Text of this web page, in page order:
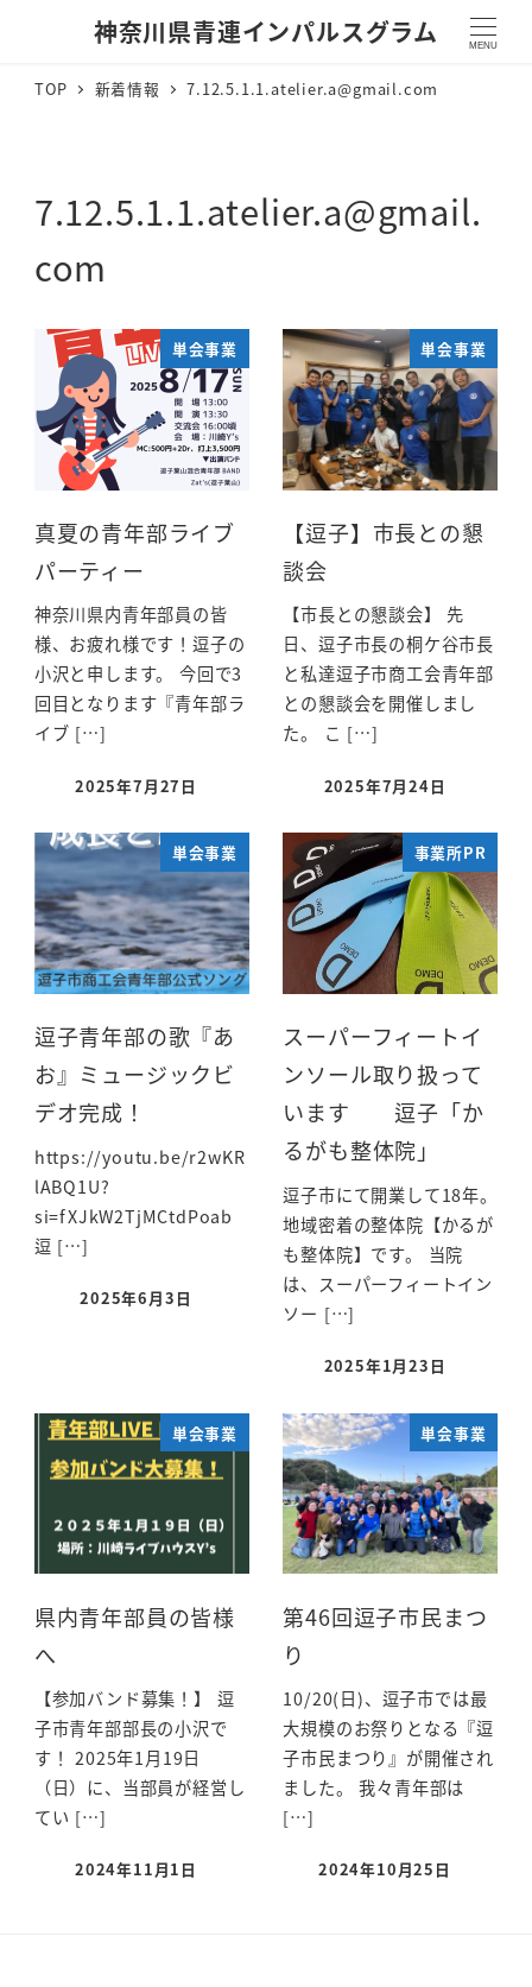
神奈川県青連インパルスグラム MENU
TOP 新着情報 7.12.5.1.1.atelier.a@gmail.com
7.12.5.1.1.atelier.a@gmail.
com
単会事業
真夏の青年部ライブ
パーティー
神奈川県内青年部員の皆
様、お疲れ様です！逗子の
小沢と申します。 今回で3
回目となります『青年部ラ
イブ […]
2025年7月27日
単会事業
【逗子】市長との懇
談会
【市長との懇談会】 先
日、逗子市長の桐ケ谷市長
と私達逗子市商工会青年部
との懇談会を開催しまし
た。 こ […]
2025年7月24日
単会事業
逗子青年部の歌『あ
お』ミュージックビ
デオ完成！
https://youtu.be/r2wKR
lABQ1U?
si=fXJkW2TjMCtdPoab
逗 […]
2025年6月3日
事業所PR
スーパーフィートイ
ンソール取り扱って
います 逗子「か
るがも整体院」
逗子市にて開業して18年。
地域密着の整体院【かるが
も整体院】です。 当院
は、スーパーフィートイン
ソー […]
2025年1月23日
単会事業
県内青年部員の皆様
へ
【参加バンド募集！】 逗
子市青年部部長の小沢で
す！ 2025年1月19日
（日）に、当部員が経営し
てい […]
2024年11月1日
単会事業
第46回逗子市民まつ
り
10/20(日)、逗子市では最
大規模のお祭りとなる『逗
子市民まつり』が開催され
ました。 我々青年部は
[…]
2024年10月25日